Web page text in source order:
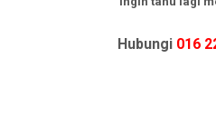
Hubungi 016